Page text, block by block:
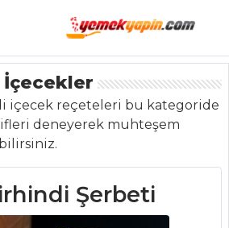
İçecekler
içecek reçeteleri bu kategoride
deneyerek muhteşem
Şerbeti